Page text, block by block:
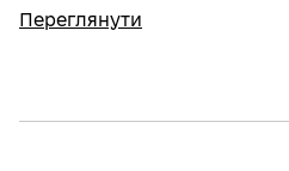
Переглянути